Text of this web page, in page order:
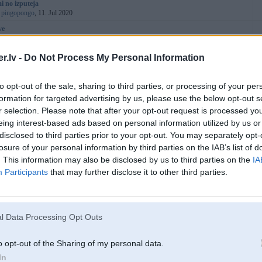
- Do Not Process My Personal Information
opt-out of the sale, sharing to third parties, or processing of your
for targeted advertising by us, please use the below opt-out
selection. Please note that after your opt-out request is processed
interest-based ads based on personal information utilized by us
to third parties prior to your opt-out. You may separately
of your personal information by third parties on the IAB’s list of
This information may also be disclosed by us to third parties on the
Participants that may further disclose it to other third parties.
Data Processing Opt Outs
opt-out of the Sharing of my personal data.
no izputeja
pingopongo, 11. Jul 2020
danik69, 05. Jul 2020
gaisa filtrs
Arvisio , 29. Jun 2020
marchuks, 05. Apr 2016
signāls uz tumbām
revan1, 02. Aug 2018
uz E90
Speedys, 25. Oct 2016
servisa grāmata
shmi177, 24. May 2020
( 1 2)
KaiminPuika , 01. Dec 2019
RaivoR , 17. Apr 2020
motorā pēc eļļas maiņas